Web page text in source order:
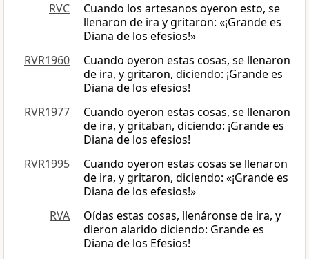
RVC
Cuando los artesanos oyeron esto, se
llenaron de ira y gritaron: «¡Grande es
Diana de los efesios!»
RVR1960
Cuando oyeron estas cosas, se llenaron
de ira, y gritaron, diciendo: ¡Grande es
Diana de los efesios!
RVR1977
Cuando oyeron estas cosas, se llenaron
de ira, y gritaban, diciendo: ¡Grande es
Diana de los efesios!
RVR1995
Cuando oyeron estas cosas se llenaron
de ira, y gritaron, diciendo: «¡Grande es
Diana de los efesios!»
RVA
Oídas estas cosas, llenáronse de ira, y
dieron alarido diciendo: ­Grande es
Diana de los Efesios!